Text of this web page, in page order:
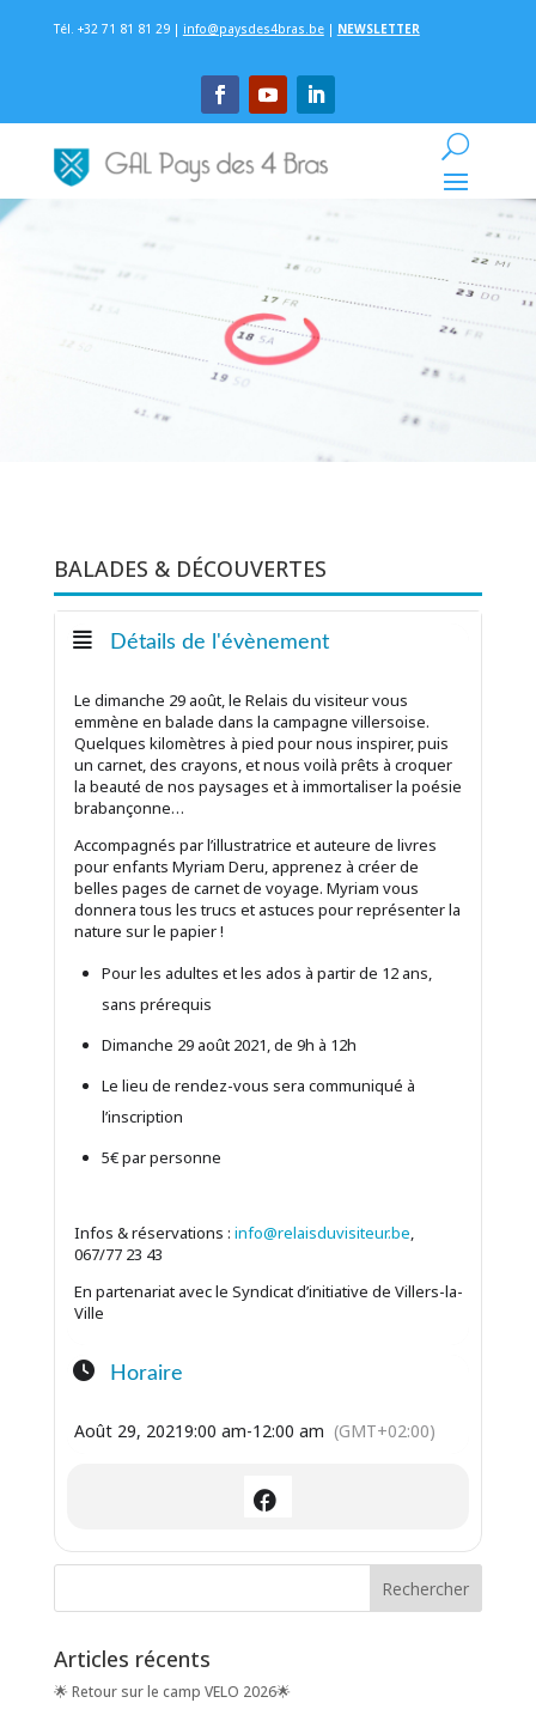
Tél. +32 71 81 81 29 | info@paysdes4bras.be| NEWSLETTER
BALADES & DÉCOUVERTES
Détails de l'évènement
Le dimanche 29 août, le Relais du visiteur vous
emmène en balade dans la campagne villersoise.
Quelques kilomètres à pied pour nous inspirer, puis
un carnet, des crayons, et nous voilà prêts à croquer
la beauté de nos paysages et à immortaliser la poésie
brabançonne…
Accompagnés par l’illustratrice et auteure de livres
pour enfants Myriam Deru, apprenez à créer de
belles pages de carnet de voyage. Myriam vous
donnera tous les trucs et astuces pour représenter la
nature sur le papier !
Pour les adultes et les ados à partir de 12 ans,
sans prérequis
Dimanche 29 août 2021, de 9h à 12h
Le lieu de rendez-vous sera communiqué à
l’inscription
5€ par personne
Infos & réservations : info@relaisduvisiteur.be,
067/77 23 43
En partenariat avec le Syndicat d’initiative de Villers-la-
Ville
Horaire
Août 29, 20219:00 am-12:00 am (GMT+02:00)
Articles récents
🌟 Retour sur le camp VELO 2026🌟